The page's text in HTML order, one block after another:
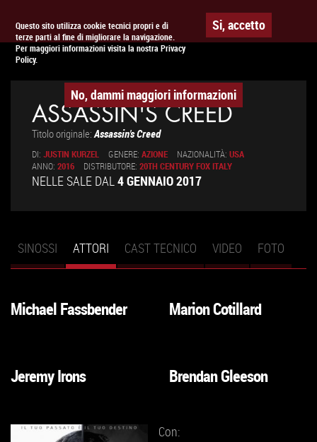
Questo sito utilizza cookie tecnici propri e di
terze parti al fine di migliorare la navigazione.
Per maggiori informazioni visita la nostra Privacy
Policy.
Si, accetto
No, dammi maggiori informazioni
APPUNTAMENTO AL CINEMA
ASSASSIN'S CREED
Titolo originale:Assassin's Creed
DI: JUSTIN KURZEL GENERE: AZIONE NAZIONALITÀ: USA
ANNO: 2016 DISTRIBUTORE: 20TH CENTURY FOX ITALY
NELLE SALE DAL4 GENNAIO 2017
Schede primarie
SINOSSI ATTORI (SCHEDA
ATTIVA)
CAST TECNICO VIDEO FOTO
VAI
Michael Fassbender
VAI
Marion Cotillard
VAI
Jeremy Irons
VAI
Brendan Gleeson
Con: